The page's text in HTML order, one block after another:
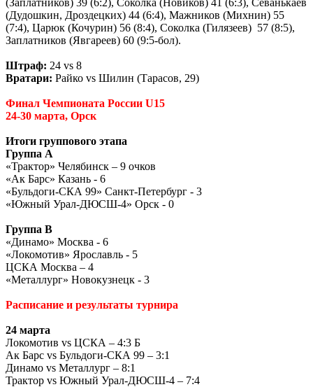
(Дудошкин, Дроздецких) 44 (6:4), Мажников (Михнин) 55
(7:4), Царюк (Кочурин) 56 (8:4), Соколка (Гилязеев) 57 (8:5),
Заплатников (Явгареев) 60 (9:5-бол).
Штраф: 24 vs 8
Вратари: Райко vs Шилин (Тарасов, 29)
Финал Чемпионата России U15
24-30 марта, Орск
Итоги группового этапа
Группа А
«Трактор» Челябинск – 9 очков
«Ак Барс» Казань - 6
«Бульдоги-СКА 99» Санкт-Петербург - 3
«Южный Урал-ДЮСШ-4» Орск - 0
Группа В
«Динамо» Москва - 6
«Локомотив» Ярославль - 5
ЦСКА Москва – 4
«Металлург» Новокузнецк - 3
Расписание и результаты турнира
24 марта
Локомотив vs ЦСКА – 4:3 Б
Ак Барс vs Бульдоги-СКА 99 – 3:1
Динамо vs Металлург – 8:1
Трактор vs Южный Урал-ДЮСШ-4 – 7:4